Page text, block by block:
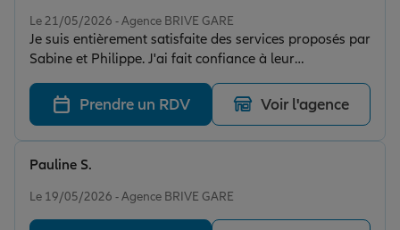
Le 21/05/2026 - Agence BRIVE GARE
Je suis entièrement satisfaite des services proposés par
Sabine et Philippe. J'ai fait confiance à leur
collaborateur Mathis pour mes assurances habitation
et auto. Il a su me trouver des contrats présentant des
prestations équivalentes à ceux que je possédais déjà
mais pour des prix défiants toute concurrence. Le suivi
client est efficace et réactif. Je recommande vivement
Prendre un RDV Voir l'agence
Le 19/05/2026 - Agence BRIVE GARE
Pauline S.